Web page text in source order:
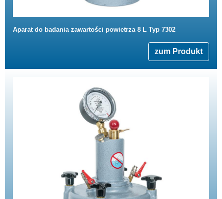
Aparat do badania zawartości powietrza 8 L Typ 7302
zum Produkt